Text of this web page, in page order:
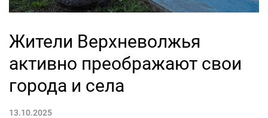
Жители Верхневолжья
активно преображают свои
города и села
13.10.2025